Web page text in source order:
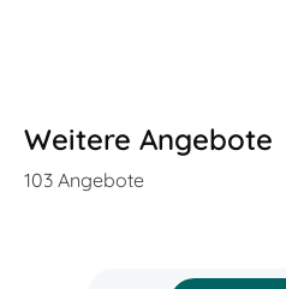
Weitere Angebote
103 Angebote